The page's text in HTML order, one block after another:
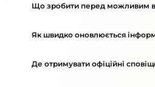
Що зробити перед можливим
Як швидко оновлюється
Де отримувати офіційні